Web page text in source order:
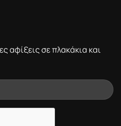
αφίξεις σε πλακάκια και